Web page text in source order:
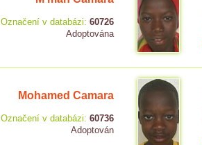
Označení v databázi: 60726
Adoptována
Mohamed Camara
Označení v databázi: 60736
Adoptován